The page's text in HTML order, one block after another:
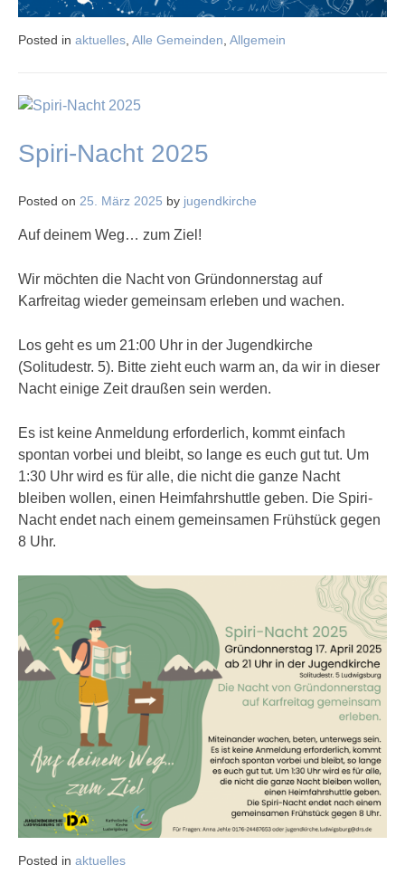
Posted in aktuelles, Alle Gemeinden, Allgemein
Spiri-Nacht 2025
Posted on 25. März 2025 by jugendkirche
Auf deinem Weg… zum Ziel!
Wir möchten die Nacht von Gründonnerstag auf
Karfreitag wieder gemeinsam erleben und wachen.
Los geht es um 21:00 Uhr in der Jugendkirche
(Solitudestr. 5). Bitte zieht euch warm an, da wir in dieser
Nacht einige Zeit draußen sein werden.
Es ist keine Anmeldung erforderlich, kommt einfach
spontan vorbei und bleibt, so lange es euch gut tut. Um
1:30 Uhr wird es für alle, die nicht die ganze Nacht
bleiben wollen, einen Heimfahrshuttle geben. Die Spiri-
Nacht endet nach einem gemeinsamen Frühstück gegen
8 Uhr.
Posted in aktuelles